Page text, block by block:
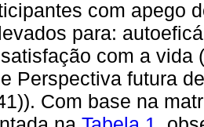
com apego
para:
com a vida
Perspectiva futura
Com base na